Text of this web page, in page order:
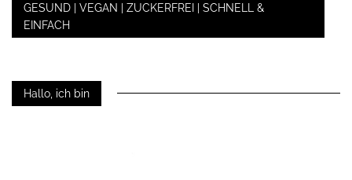
GESUND | VEGAN | ZUCKERFREI | SCHNELL &
EINFACH
Hallo, ich bin